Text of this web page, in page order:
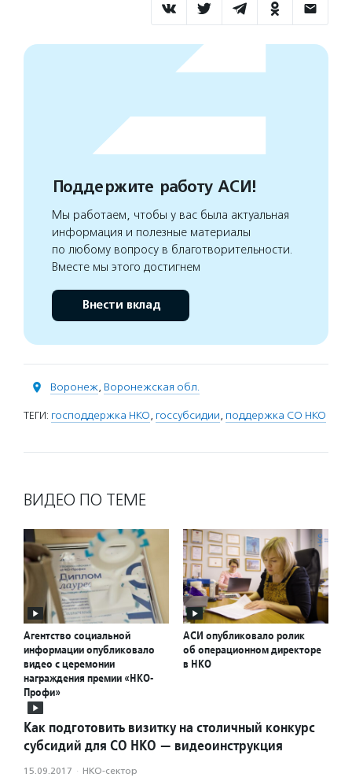
Поддержите работу АСИ!
Мы работаем, чтобы у вас была актуальная
информация и полезные материалы
по любому вопросу в благотворительности.
Вместе мы этого достигнем
Внести вклад
Воронеж, Воронежская обл.
ТЕГИ: господдержка НКО, госсубсидии, поддержка СО НКО
ВИДЕО ПО ТЕМЕ
Агентство социальной
информации опубликовало
видео с церемонии
награждения премии «НКО-
Профи»
АСИ опубликовало ролик
об операционном директоре
в НКО
Как подготовить визитку на столичный конкурс
субсидий для СО НКО — видеоинструкция
15.09.2017 · НКО-сектор